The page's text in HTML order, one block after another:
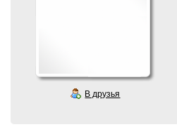
В друзья